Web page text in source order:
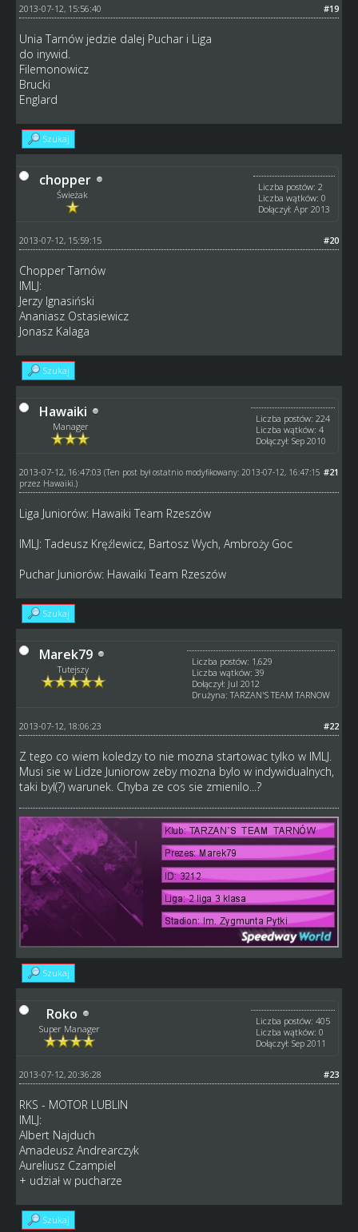
#19
2013-07-12, 15:56:40
Unia Tarnów jedzie dalej Puchar i Liga
do inywid.
Filemonowicz
Brucki
Englard
Szukaj
chopper
Świeżak
Liczba postów: 2
Liczba wątków: 0
Dołączył: Apr 2013
#20
2013-07-12, 15:59:15
Chopper Tarnów
IMLJ:
Jerzy Ignasiński
Ananiasz Ostasiewicz
Jonasz Kalaga
Szukaj
Hawaiki
Manager
Liczba postów: 224
Liczba wątków: 4
Dołączył: Sep 2010
#21
2013-07-12, 16:47:03 (Ten post był ostatnio modyfikowany: 2013-07-12, 16:47:15
przez Hawaiki .)
Liga Juniorów: Hawaiki Team Rzeszów
IMLJ: Tadeusz Kręźlewicz, Bartosz Wych, Ambroży Goc
Puchar Juniorów: Hawaiki Team Rzeszów
Szukaj
Marek79
Tutejszy
Liczba postów: 1,629
Liczba wątków: 39
Dołączył: Jul 2012
Drużyna: TARZAN'S TEAM TARNOW
#22
2013-07-12, 18:06:23
Z tego co wiem koledzy to nie mozna startowac tylko w IMLJ.
Musi sie w Lidze Juniorow zeby mozna bylo w indywidualnych,
taki byl(?) warunek. Chyba ze cos sie zmienilo...?
Szukaj
Roko
Super Manager
Liczba postów: 405
Liczba wątków: 0
Dołączył: Sep 2011
#23
2013-07-12, 20:36:28
RKS - MOTOR LUBLIN
IMLJ:
Albert Najduch
Amadeusz Andrearczyk
Aureliusz Czampiel
+ udział w pucharze
Szukaj